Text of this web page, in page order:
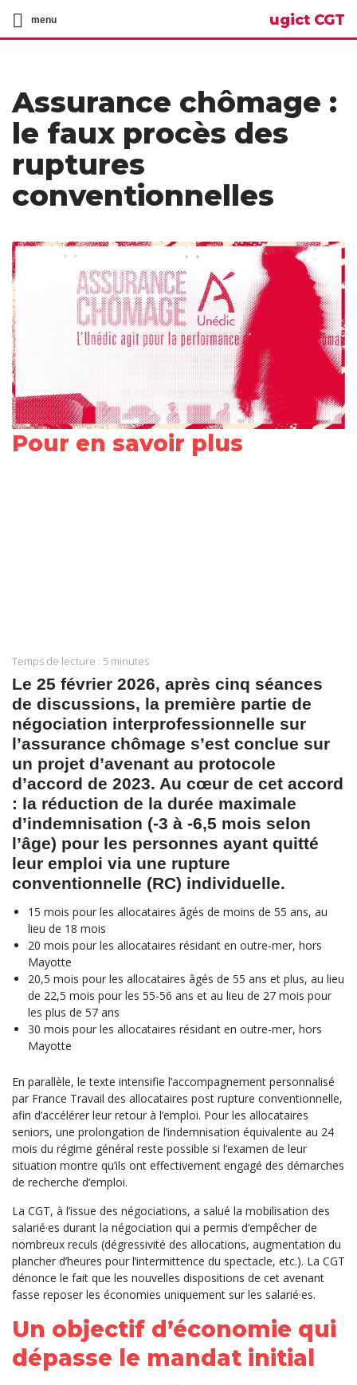
menu ugict CGT
Assurance chômage :
le faux procès des
ruptures
conventionnelles
Pour en savoir plus
Email
Temps de lecture : 5 minutes
Le 25 février 2026, après cinq séances
de discussions, la première partie de
négociation interprofessionnelle sur
l’assurance chômage s’est conclue sur
un projet d’avenant au protocole
d’accord de 2023. Au cœur de cet accord
: la réduction de la durée maximale
d’indemnisation (-3 à -6,5 mois selon
l’âge) pour les personnes ayant quitté
leur emploi via une rupture
conventionnelle (RC) individuelle.
15 mois pour les allocataires âgés de moins de 55 ans, au
lieu de 18 mois
20 mois pour les allocataires résidant en outre-mer, hors
Mayotte
20,5 mois pour les allocataires âgés de 55 ans et plus, au lieu
de 22,5 mois pour les 55-56 ans et au lieu de 27 mois pour
les plus de 57 ans
30 mois pour les allocataires résidant en outre-mer, hors
Mayotte
En parallèle, le texte intensifie l’accompagnement personnalisé
par France Travail des allocataires post rupture conventionnelle,
afin d’accélérer leur retour à l’emploi. Pour les allocataires
seniors, une prolongation de l’indemnisation équivalente au 24
mois du régime général reste possible si l’examen de leur
situation montre qu’ils ont effectivement engagé des démarches
de recherche d’emploi.
La CGT, à l’issue des négociations, a salué la mobilisation des
salarié·es durant la négociation qui a permis d’empêcher de
nombreux reculs (dégressivité des allocations, augmentation du
plancher d’heures pour l’intermittence du spectacle, etc.). La CGT
dénonce le fait que les nouvelles dispositions de cet avenant
fasse reposer les économies uniquement sur les salarié·es.
Un objectif d’économie qui
dépasse le mandat initial